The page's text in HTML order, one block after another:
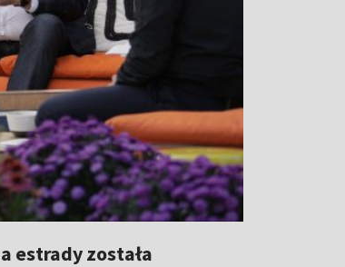
estrady została